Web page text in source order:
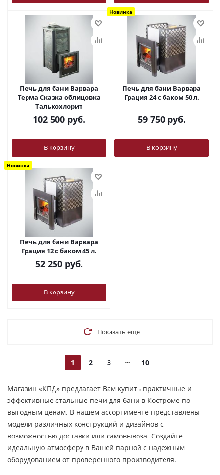
Печь для бани Варвара
Терма Сказка облицовка
Талькохлорит
102 500руб.
В корзину
Новинка
Печь для бани Варвара
Грация 24 с баком 50 л.
59 750руб.
В корзину
Новинка
Печь для бани Варвара
Грация 12 с баком 45 л.
52 250руб.
В корзину
Показать еще
1 2 3 10
Магазин «КПД» предлагает Вам купить практичные и
эффективные стальные печи для бани в Костроме по
выгодным ценам. В нашем ассортименте представлены
модели различных конструкций и дизайнов с
возможностью доставки или самовывоза. Создайте
идеальную атмосферу в Вашей парной с надежным
оборудованием от проверенного производителя.